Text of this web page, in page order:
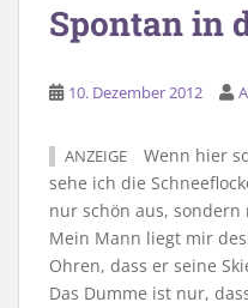
Spontan in
10. Dezember 2012
ANZEIGE
Wenn hier
sehe ich die
nur schön aus,
Mein Mann liegt mir
Ohren, dass er seine
Das Dumme ist nur,